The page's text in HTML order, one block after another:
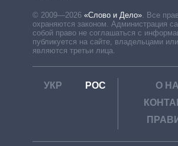
© 2009—2026 «Слово и Дело». Все
охраняются законом. Администрация
собой право не соглашаться с
публикуется на сайте, владельцами или
являются третьи лица.
УКР РОС
О